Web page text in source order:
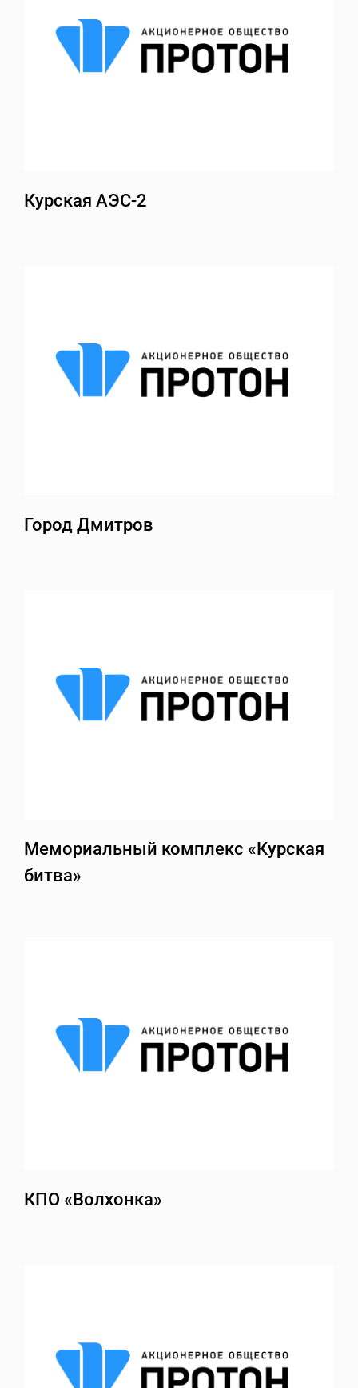
Курская АЭС-2
Город Дмитров
Мемориальный комплекс «Курская
битва»
КПО «Волхонка»